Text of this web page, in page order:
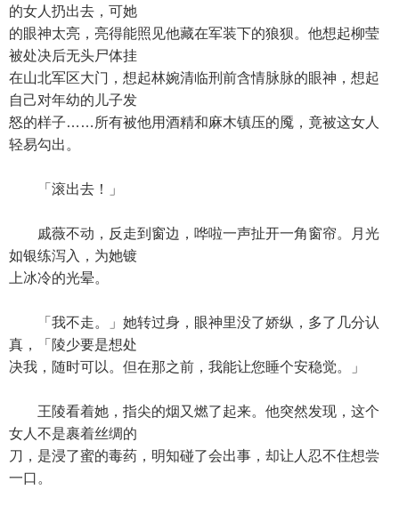
的女人扔出去，可她
的眼神太亮，亮得能照见他藏在军装下的狼狈。他想起柳莹
被处决后无头尸体挂
在山北军区大门，想起林婉清临刑前含情脉脉的眼神，想起
自己对年幼的儿子发
怒的样子……所有被他用酒精和麻木镇压的魇，竟被这女人
轻易勾出。
「滚出去！」
戚薇不动，反走到窗边，哗啦一声扯开一角窗帘。月光
如银练泻入，为她镀
上冰冷的光晕。
「我不走。」她转过身，眼神里没了娇纵，多了几分认
真，「陵少要是想处
决我，随时可以。但在那之前，我能让您睡个安稳觉。」
王陵看着她，指尖的烟又燃了起来。他突然发现，这个
女人不是裹着丝绸的
刀，是浸了蜜的毒药，明知碰了会出事，却让人忍不住想尝
一口。